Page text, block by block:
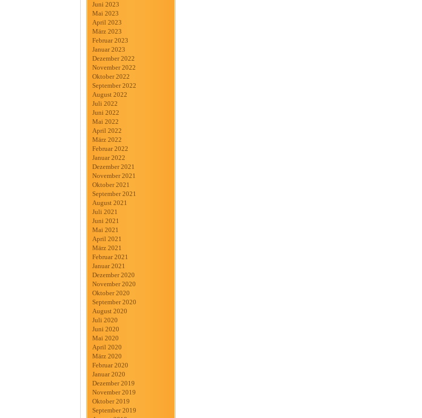
Juni 2023
Mai 2023
April 2023
März 2023
Februar 2023
Januar 2023
Dezember 2022
November 2022
Oktober 2022
September 2022
August 2022
Juli 2022
Juni 2022
Mai 2022
April 2022
März 2022
Februar 2022
Januar 2022
Dezember 2021
November 2021
Oktober 2021
September 2021
August 2021
Juli 2021
Juni 2021
Mai 2021
April 2021
März 2021
Februar 2021
Januar 2021
Dezember 2020
November 2020
Oktober 2020
September 2020
August 2020
Juli 2020
Juni 2020
Mai 2020
April 2020
März 2020
Februar 2020
Januar 2020
Dezember 2019
November 2019
Oktober 2019
September 2019